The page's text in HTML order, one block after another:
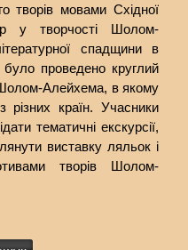
творів мовами Східної
у творчості Шолом-
спадщини в
проведено круглий
Шолом-Алейхема, в якому
різних країн. Учасники
тематичні екскурсії,
виставку ляльок і
творів Шолом-